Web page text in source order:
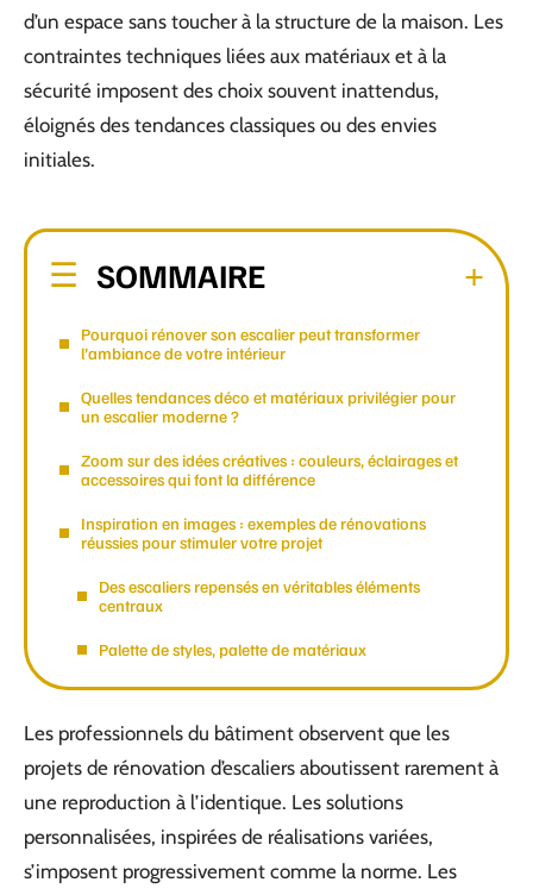
d’un espace sans toucher à la structure de la maison. Les
contraintes techniques liées aux matériaux et à la
sécurité imposent des choix souvent inattendus,
éloignés des tendances classiques ou des envies
initiales.
SOMMAIRE
Pourquoi rénover son escalier peut transformer
l’ambiance de votre intérieur
Quelles tendances déco et matériaux privilégier pour
un escalier moderne ?
Zoom sur des idées créatives : couleurs, éclairages et
accessoires qui font la différence
Inspiration en images : exemples de rénovations
réussies pour stimuler votre projet
Des escaliers repensés en véritables éléments
centraux
Palette de styles, palette de matériaux
Les professionnels du bâtiment observent que les
projets de rénovation d’escaliers aboutissent rarement à
une reproduction à l’identique. Les solutions
personnalisées, inspirées de réalisations variées,
s’imposent progressivement comme la norme. Les